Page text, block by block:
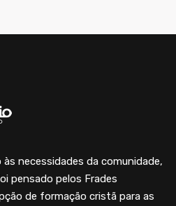
necessidades da comunidade,
pensado pelos Frades
de formação cristã para as